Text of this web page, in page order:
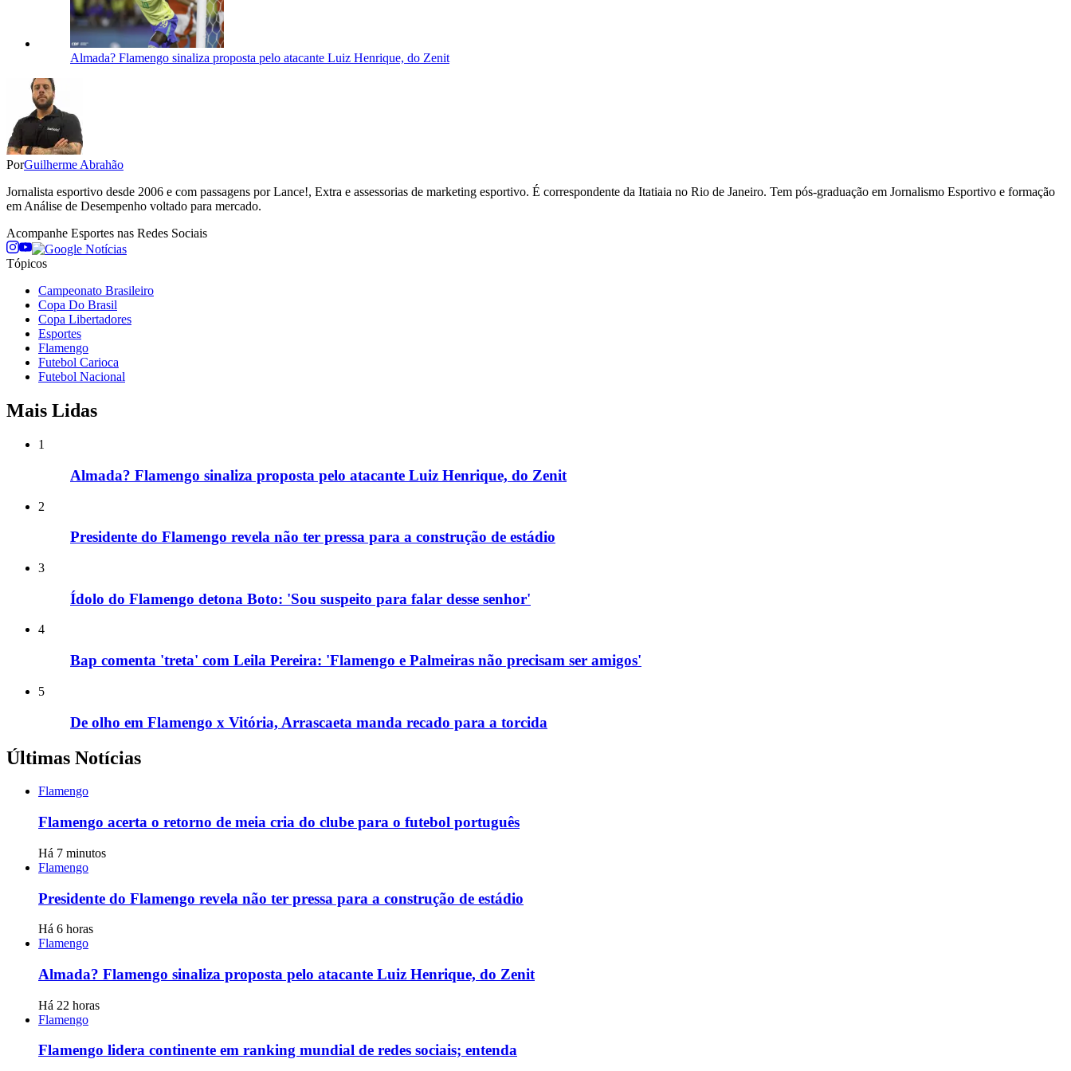
Almada? Flamengo sinaliza proposta pelo atacante Luiz Henrique, do Zenit
PorGuilherme Abrahão
Jornalista esportivo desde 2006 e com passagens por Lance!, Extra e assessorias de marketing esportivo. É correspondente da Itatiaia no Rio de Janeiro. Tem pós-graduação em Jornalismo Esportivo e formação
em Análise de Desempenho voltado para mercado.
Acompanhe Esportes nas Redes Sociais
Tópicos
Campeonato Brasileiro
Copa Do Brasil
Copa Libertadores
Esportes
Flamengo
Futebol Carioca
Futebol Nacional
Mais Lidas
1
Almada? Flamengo sinaliza proposta pelo atacante Luiz Henrique, do Zenit
2
Presidente do Flamengo revela não ter pressa para a construção de estádio
3
Ídolo do Flamengo detona Boto: 'Sou suspeito para falar desse senhor'
4
Bap comenta 'treta' com Leila Pereira: 'Flamengo e Palmeiras não precisam ser amigos'
5
De olho em Flamengo x Vitória, Arrascaeta manda recado para a torcida
Últimas Notícias
Flamengo
Flamengo acerta o retorno de meia cria do clube para o futebol português
Há 7 minutos
Flamengo
Presidente do Flamengo revela não ter pressa para a construção de estádio
Há 6 horas
Flamengo
Almada? Flamengo sinaliza proposta pelo atacante Luiz Henrique, do Zenit
Há 22 horas
Flamengo
Flamengo lidera continente em ranking mundial de redes sociais; entenda